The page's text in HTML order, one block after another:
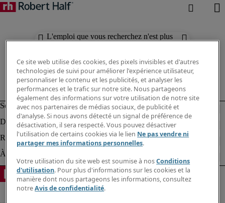
L'emploi que vous recherchez n'est plus
Ce site web utilise des cookies, des pixels invisibles et d'autres
technologies de suivi pour améliorer l'expérience utilisateur,
personnaliser le contenu et les publicités, et analyser les
performances et le trafic sur notre site. Nous partageons
également des informations sur votre utilisation de notre site
avec nos partenaires de médias sociaux, de publicité et
d'analyse. Si nous avons détecté un signal de préférence de
désactivation, il sera respecté. Vous pouvez désactiver
l'utilisation de certains cookies via le lien Ne pas vendre ni
partager mes informations personnelles.
Votre utilisation du site web est soumise à nosConditions
d'utilisation. Pour plus d'informations sur les cookies et la
manière dont nous partageons les informations, consultez
notreAvis de confidentialité.